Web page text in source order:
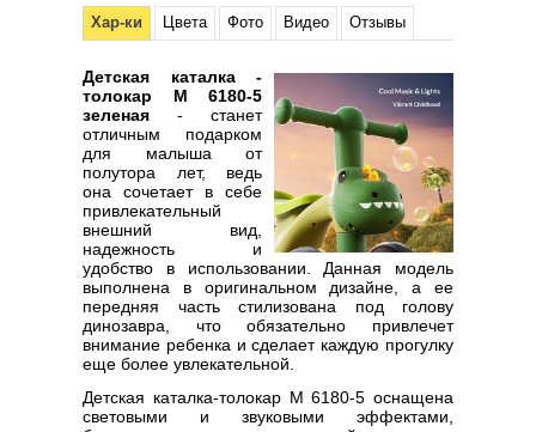
Хар-ки Цвета Фото Видео Отзывы
Детская каталка -
толокар M 6180-5
зеленая - станет
отличным подарком
для малыша от
полутора лет, ведь
она сочетает в себе
привлекательный
внешний вид,
надежность и
удобство в использовании. Данная модель
выполнена в оригинальном дизайне, а ее
передняя часть стилизована под голову
динозавра, что обязательно привлечет
внимание ребенка и сделает каждую прогулку
еще более увлекательной.
Детская каталка-толокар M 6180-5 оснащена
световыми и звуковыми эффектами,